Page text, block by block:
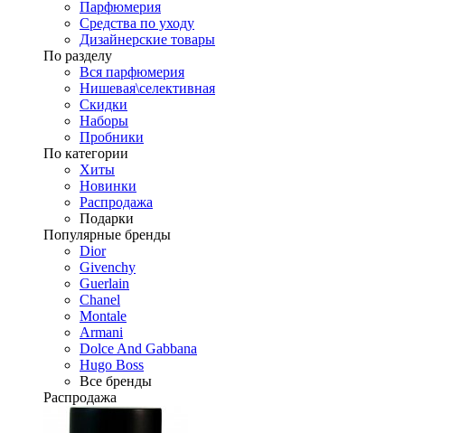
Парфюмерия
Средства по уходу
Дизайнерские товары
По разделу
Вся парфюмерия
Нишевая\селективная
Скидки
Наборы
Пробники
По категории
Хиты
Новинки
Распродажа
Подарки
Популярные бренды
Dior
Givenchy
Guerlain
Chanel
Montale
Armani
Dolce And Gabbana
Hugo Boss
Все бренды
Распродажа